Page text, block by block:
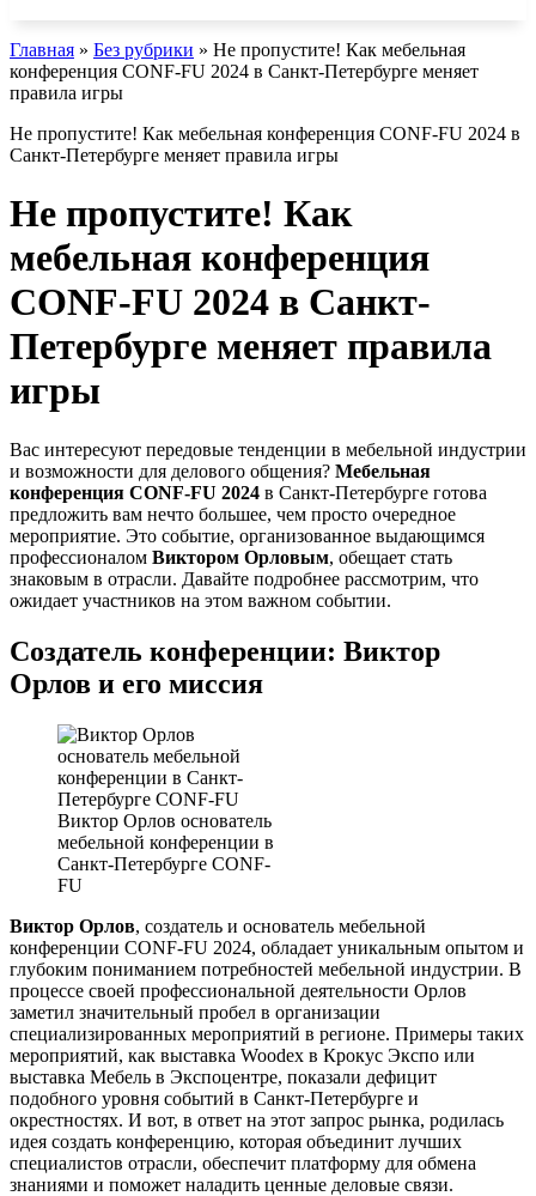
Главная » Без рубрики » Не пропустите! Как мебельная
конференция CONF-FU 2024 в Санкт-Петербурге меняет
правила игры
Не пропустите! Как мебельная конференция CONF-FU 2024 в
Санкт-Петербурге меняет правила игры
Не пропустите! Как
мебельная конференция
CONF-FU 2024 в Санкт-
Петербурге меняет правила
игры
Вас интересуют передовые тенденции в мебельной индустрии
и возможности для делового общения? Мебельная
конференция CONF-FU 2024 в Санкт-Петербурге готова
предложить вам нечто большее, чем просто очередное
мероприятие. Это событие, организованное выдающимся
профессионалом Виктором Орловым, обещает стать
знаковым в отрасли. Давайте подробнее рассмотрим, что
ожидает участников на этом важном событии.
Создатель конференции: Виктор
Орлов и его миссия
Виктор Орлов основатель
мебельной конференции в
Санкт-Петербурге CONF-
FU
Виктор Орлов, создатель и основатель мебельной
конференции CONF-FU 2024, обладает уникальным опытом и
глубоким пониманием потребностей мебельной индустрии. В
процессе своей профессиональной деятельности Орлов
заметил значительный пробел в организации
специализированных мероприятий в регионе. Примеры таких
мероприятий, как выставка Woodex в Крокус Экспо или
выставка Мебель в Экспоцентре, показали дефицит
подобного уровня событий в Санкт-Петербурге и
окрестностях. И вот, в ответ на этот запрос рынка, родилась
идея создать конференцию, которая объединит лучших
специалистов отрасли, обеспечит платформу для обмена
знаниями и поможет наладить ценные деловые связи.